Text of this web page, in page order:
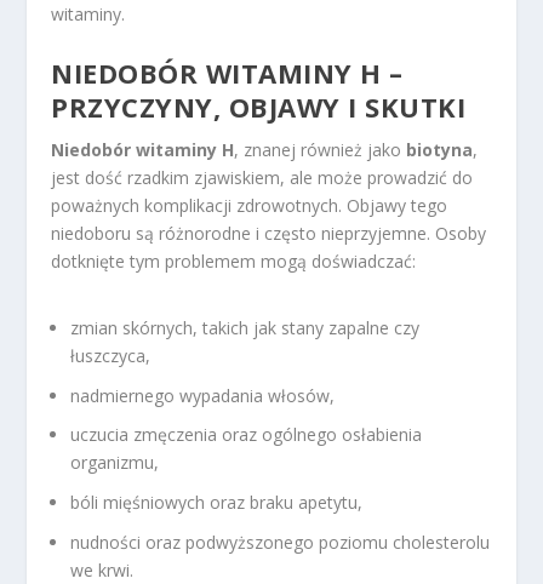
witaminy.
NIEDOBÓR WITAMINY H –
PRZYCZYNY, OBJAWY I SKUTKI
Niedobór witaminy H, znanej również jako biotyna,
jest dość rzadkim zjawiskiem, ale może prowadzić do
poważnych komplikacji zdrowotnych. Objawy tego
niedoboru są różnorodne i często nieprzyjemne. Osoby
dotknięte tym problemem mogą doświadczać:
zmian skórnych, takich jak stany zapalne czy
łuszczyca,
nadmiernego wypadania włosów,
uczucia zmęczenia oraz ogólnego osłabienia
organizmu,
bóli mięśniowych oraz braku apetytu,
nudności oraz podwyższonego poziomu cholesterolu
we krwi.